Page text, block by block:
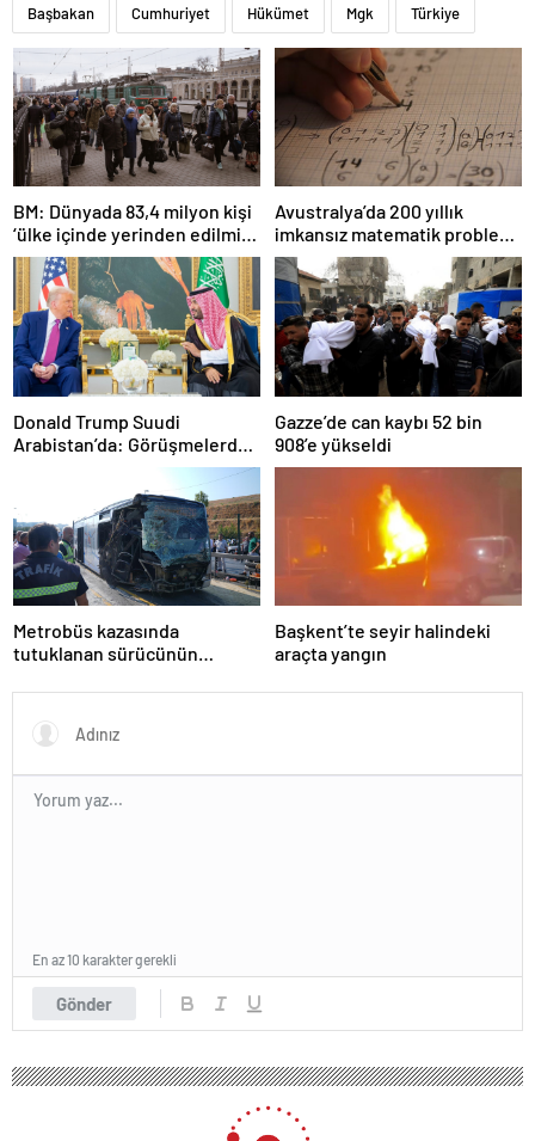
Başbakan Cumhuriyet Hükümet Mgk Türkiye
BM: Dünyada 83,4 milyon kişi
‘ülke içinde yerinden edilmiş’
olarak yaşıyor
Avustralya’da 200 yıllık
imkansız matematik problemi
çözüldü
Donald Trump Suudi
Arabistan’da: Görüşmelerde
Gazze’de can kaybı 52 bin
908’e yükseldi
Metrobüs kazasında
tutuklanan sürücünün
Başkent’te seyir halindeki
araçta yangın
Gönder
En az 10 karakter gerekli